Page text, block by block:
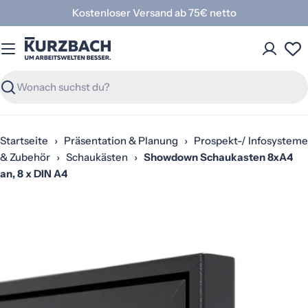
Inhalt
springen
Kostenloser Versand ab 75€ netto
Suchen
Startseite › Präsentation & Planung › Prospekt-/ Infosysteme
& Zubehör › Schaukästen › Showdown Schaukasten 8xA4
an, 8 x DIN A4